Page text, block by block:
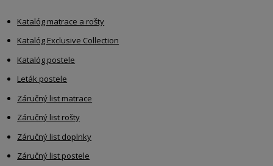
Katalóg matrace a rošty
Katalóg Exclusive Collection
Katalóg postele
Leták postele
Záručný list matrace
Záručný list rošty
Záručný list doplnky
Záručný list postele